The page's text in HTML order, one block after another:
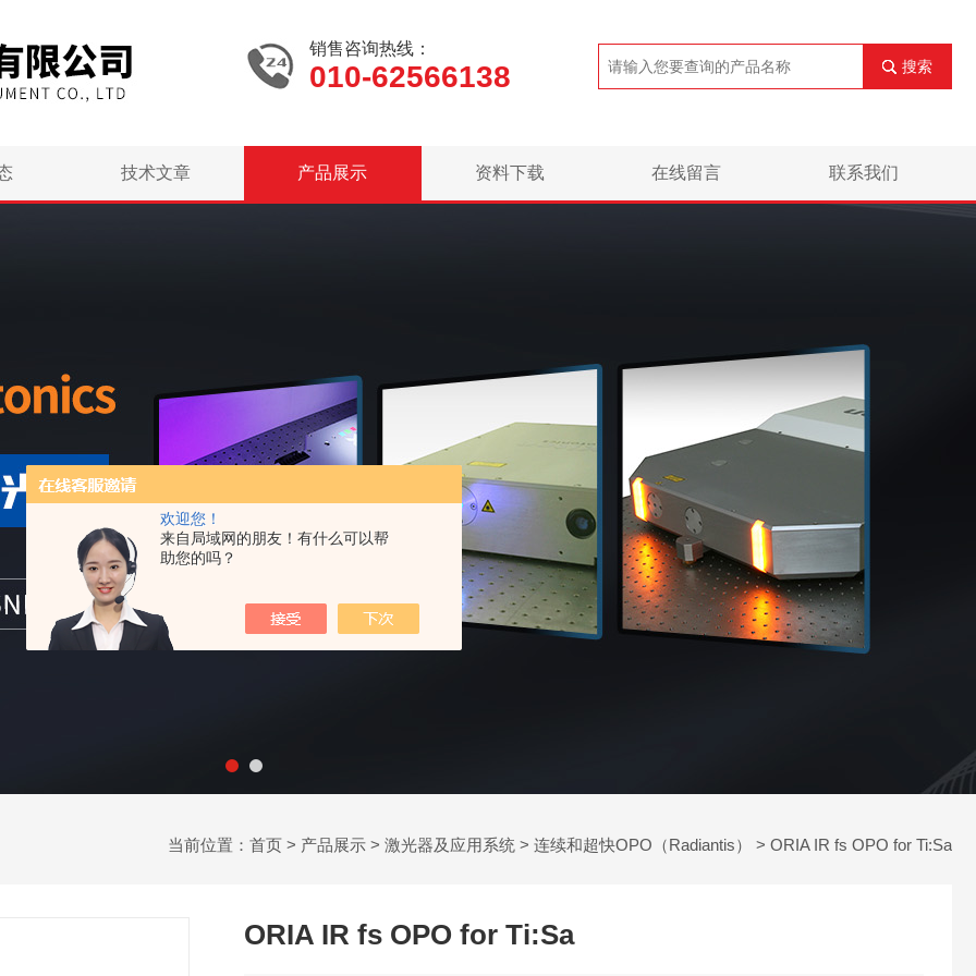
欢迎您！
来自局域网的朋友！有什么可以帮
助您的吗？
销售咨询热线：
010-62566138 搜索
技术文章 产品展示 资料下载 在线留言 联系我们
当前位置： 首页 > 产品展示 > 激光器及应用系统 > 连续和超快OPO（Radiantis） > ORIA IR fs OPO for Ti:Sa
ORIA IR fs OPO for Ti:Sa